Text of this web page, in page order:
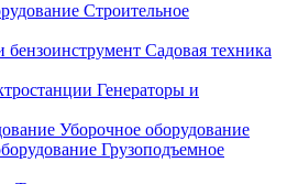
Строительное
Садовая техника
Генераторы и
Уборочное оборудование
Грузоподъемное